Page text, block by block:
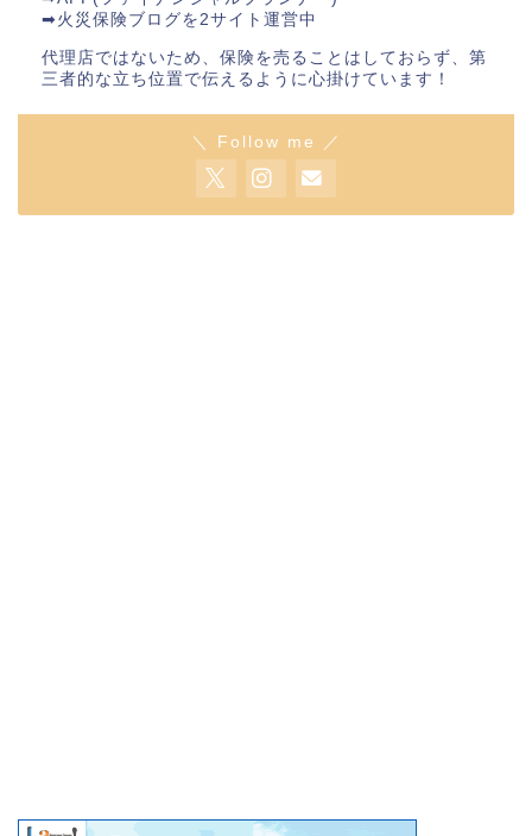
➡︎火災保険ブログを2サイト運営中
代理店ではないため、保険を売ることはしておらず、第
三者的な立ち位置で伝えるように心掛けています！
＼ Follow me ／